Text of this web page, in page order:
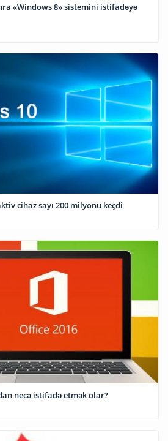
«Windows 8» sistemini istifadəyə
cihaz sayı 200 milyonu keçdi
necə istifadə etmək olar?